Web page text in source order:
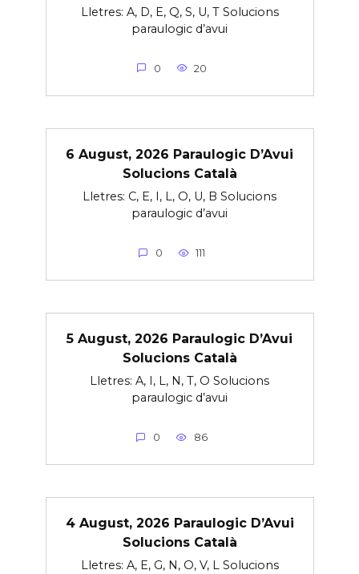
Lletres: A, D, E, Q, S, U, T Solucions
paraulogic d’avui
0 20
6 August, 2026 Paraulogic D’Avui
Solucions Català
Lletres: C, E, I, L, O, U, B Solucions
paraulogic d’avui
0 111
5 August, 2026 Paraulogic D’Avui
Solucions Català
Lletres: A, I, L, N, T, O Solucions
paraulogic d’avui
0 86
4 August, 2026 Paraulogic D’Avui
Solucions Català
Lletres: A, E, G, N, O, V, L Solucions